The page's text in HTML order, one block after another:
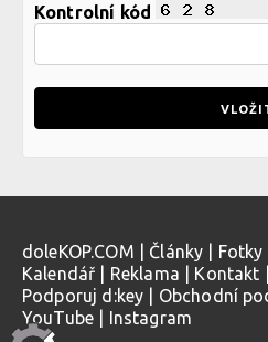
Kontrolní kód
doleKOP.COM Články Fotky
Kalendář
Reklama Kontakt
Podporuj d:key
Obchodní
YouTube
Instagram